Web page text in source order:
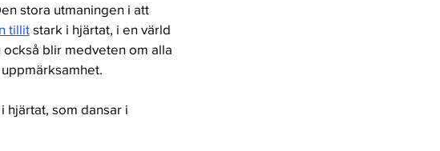
stora utmaningen i att
tillit stark i hjärtat, i en värld
blir medveten om alla
hjärtat, som dansar i